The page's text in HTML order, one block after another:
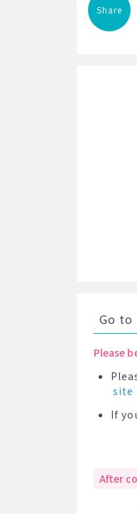
Share
Go to
Please
site
If
After